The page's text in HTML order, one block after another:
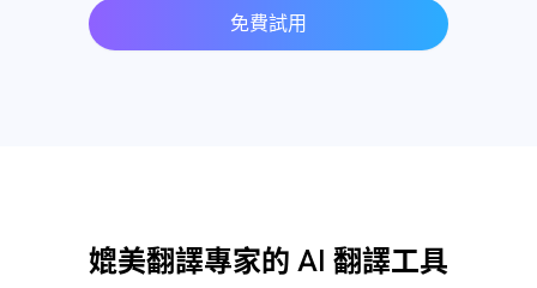
免費試用
媲美翻譯專家的 AI 翻譯工具